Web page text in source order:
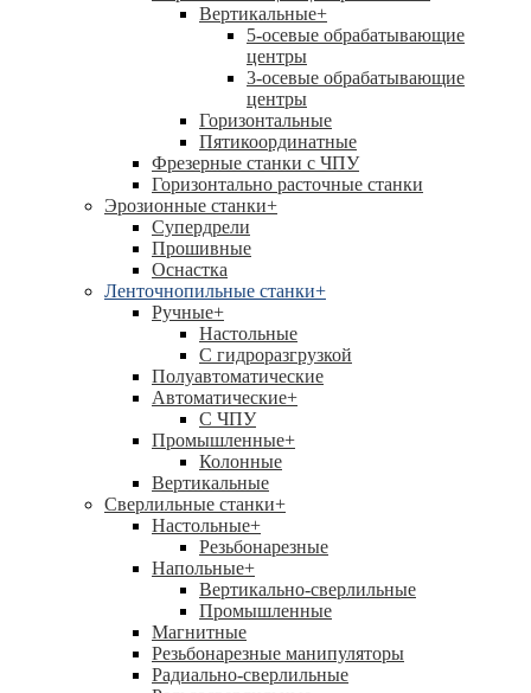
Вертикальные+
5-осевые обрабатывающие
центры
3-осевые обрабатывающие
центры
Горизонтальные
Пятикоординатные
Фрезерные станки с ЧПУ
Горизонтально расточные станки
Эрозионные станки+
Супердрели
Прошивные
Оснастка
Ленточнопильные станки+
Ручные+
Настольные
С гидроразгрузкой
Полуавтоматические
Автоматические+
С ЧПУ
Промышленные+
Колонные
Вертикальные
Сверлильные станки+
Настольные+
Резьбонарезные
Напольные+
Вертикально-сверлильные
Промышленные
Магнитные
Резьбонарезные манипуляторы
Радиально-сверлильные